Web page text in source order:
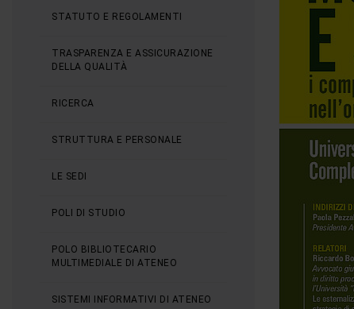
STATUTO E REGOLAMENTI
TRASPARENZA E ASSICURAZIONE
DELLA QUALITÀ
RICERCA
STRUTTURA E PERSONALE
LE SEDI
POLI DI STUDIO
POLO BIBLIOTECARIO
MULTIMEDIALE DI ATENEO
SISTEMI INFORMATIVI DI ATENEO